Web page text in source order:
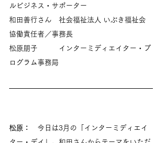
ルビジネス・サポーター
和田善行さん　社会福祉法人 いぶき福祉会
協働責任者／事務長
松原朋子　　　インターミディエイター・プ
ログラム事務局
松原：
今日は3月の「インターミディエイ